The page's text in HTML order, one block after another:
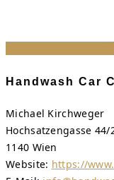
Handwash Car
Michael Kirchweger
Hochsatzengasse 44/
1140 Wien
Website: https://